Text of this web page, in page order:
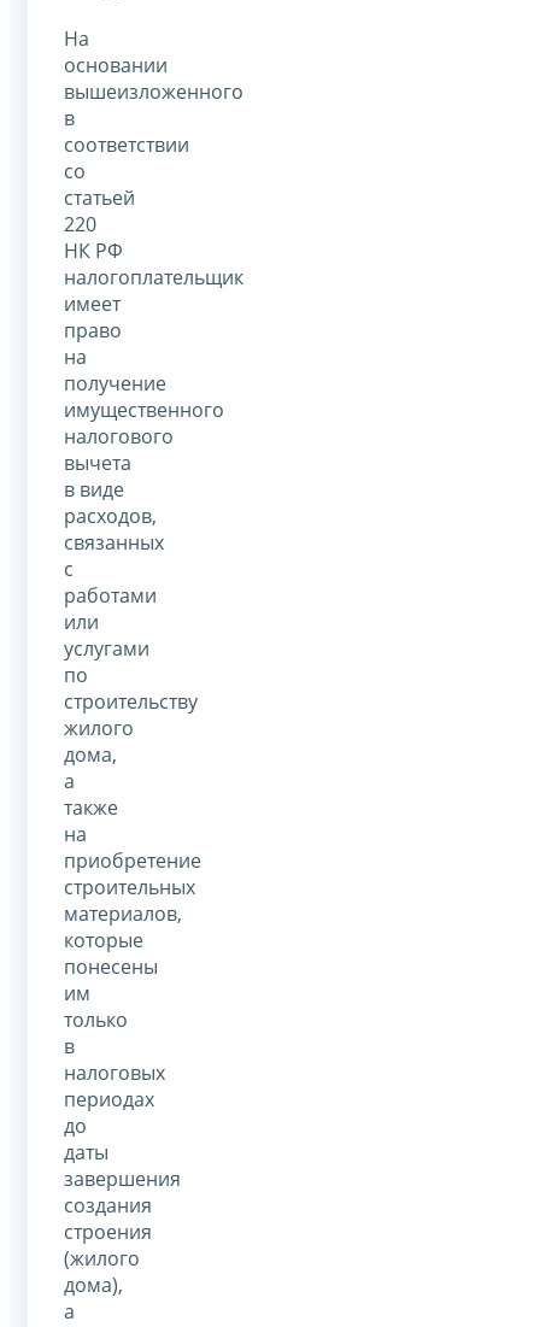
На
основании
вышеизложенного
в
соответствии
со
статьей
220
НК РФ
налогоплательщик
имеет
право
на
получение
имущественного
налогового
вычета
в виде
расходов,
связанных
с
работами
или
услугами
по
строительству
жилого
дома,
а
также
на
приобретение
строительных
материалов,
которые
понесены
им
только
в
налоговых
периодах
до
даты
завершения
создания
строения
(жилого
дома),
а